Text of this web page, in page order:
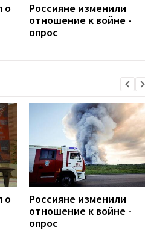
о
Россияне изменили
отношение к войне -
опрос
о
Россияне изменили
отношение к войне -
опрос